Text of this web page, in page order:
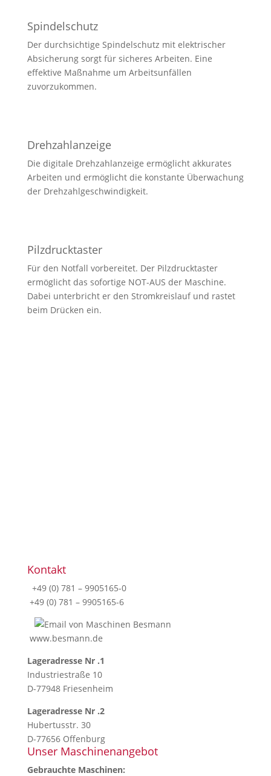
Spindelschutz
Der durchsichtige Spindelschutz mit elektrischer
Absicherung sorgt für sicheres Arbeiten. Eine
effektive Maßnahme um Arbeitsunfällen
zuvorzukommen.
Drehzahlanzeige
Die digitale Drehzahlanzeige ermöglicht akkurates
Arbeiten und ermöglicht die konstante Überwachung
der Drehzahlgeschwindigkeit.
Pilzdrucktaster
Für den Notfall vorbereitet. Der Pilzdrucktaster
ermöglicht das sofortige NOT-AUS der Maschine.
Dabei unterbricht er den Stromkreislauf und rastet
beim Drücken ein.
Kontakt
+49 (0) 781 – 9905165-0
+49 (0) 781 – 9905165-6
www.besmann.de
Lageradresse Nr .1
Industriestraße 10
D-77948 Friesenheim
Lageradresse Nr .2
Hubertusstr. 30
D-77656 Offenburg
Unser Maschinenangebot
Gebrauchte Maschinen: